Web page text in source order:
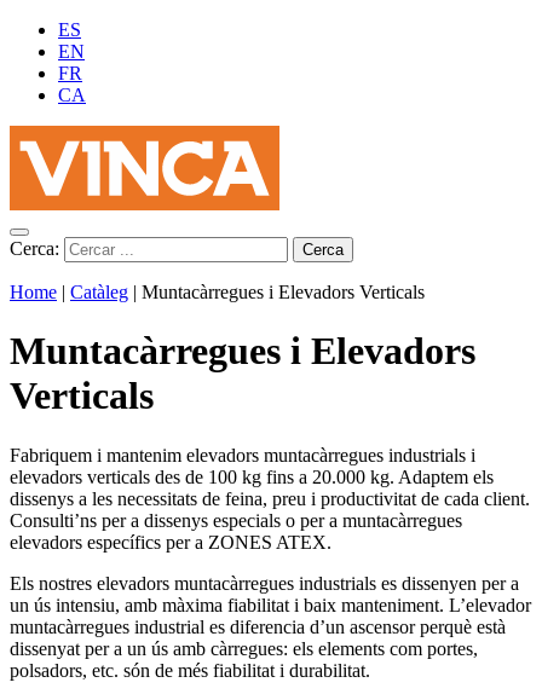
ES
EN
FR
CA
Cerca:
Home | Catàleg | Muntacàrregues i Elevadors Verticals
Muntacàrregues i Elevadors
Verticals
Fabriquem i mantenim elevadors muntacàrregues industrials i
elevadors verticals des de 100 kg fins a 20.000 kg. Adaptem els
dissenys a les necessitats de feina, preu i productivitat de cada client.
Consulti’ns per a dissenys especials o per a muntacàrregues
elevadors específics per a ZONES ATEX.
Els nostres elevadors muntacàrregues industrials es dissenyen per a
un ús intensiu, amb màxima fiabilitat i baix manteniment. L’elevador
muntacàrregues industrial es diferencia d’un ascensor perquè està
dissenyat per a un ús amb càrregues: els elements com portes,
polsadors, etc. són de més fiabilitat i durabilitat.